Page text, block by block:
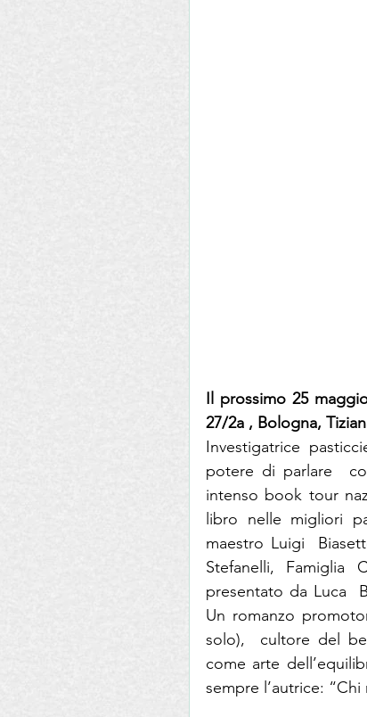
Il prossimo 25
27/2a , Bologna,
Investigatrice
potere di parlare
intenso book tour
libro nelle migliori
maestro Luigi
Stefanelli, Famiglia
presentato da Luca
Un romanzo
solo),  cultore del
come arte
sempre l’autrice: